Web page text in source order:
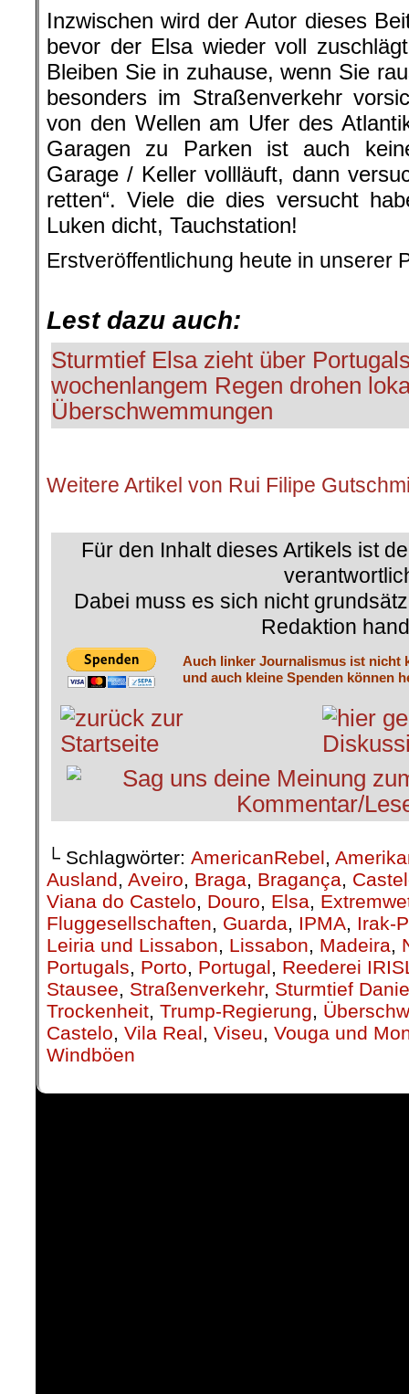
Inzwischen wird der Autor dieses
bevor der Elsa wieder voll
Bleiben Sie in zuhause, wenn Sie
besonders im Straßenverkehr
von den Wellen am Ufer des
Garagen zu Parken ist auch
Garage / Keller vollläuft, dann
retten“. Viele die dies versucht
Luken dicht, Tauchstation!
Erstveröffentlichung heute in unserer
Lest dazu auch:
Sturmtief Elsa zieht über
wochenlangem Regen drohen
Überschwemmungen
Weitere Artikel von Rui Filipe
Für den Inhalt dieses Artikels ist
Dabei muss es sich nicht
Redaktion
Auch linker Journalismus ist nicht
und auch kleine Spenden können
└ Schlagwörter: AmericanRebel,
Ausland, Aveiro, Braga, Bragança,
Viana do Castelo, Douro, Elsa,
Fluggesellschaften, Guarda, IPMA, Irak-
Leiria und Lissabon, Lissabon, Madeira,
Portugals, Porto, Portugal, Reederei
Stausee, Straßenverkehr, Sturmtief
Trockenheit, Trump-Regierung,
Castelo, Vila Real, Viseu, Vouga und
Windböen